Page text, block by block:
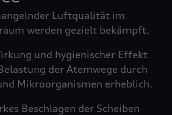
Luftqualität im
werden gezielt bekämpft.
und hygienischer Effekt
der Atemwege durch
Mikroorganismen erheblich.
Beschlagen der Scheiben